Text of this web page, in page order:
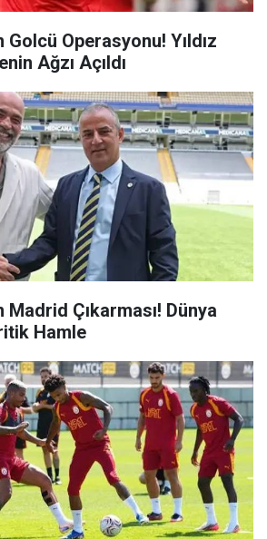
Operasyonu! Yıldız
Ağzı Açıldı
Çıkarması! Dünya
Hamle